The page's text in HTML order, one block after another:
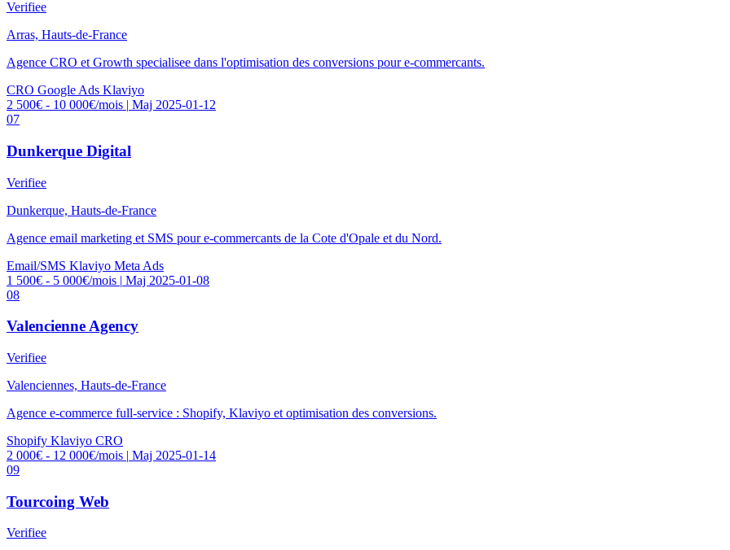
Verifiee
Arras, Hauts-de-France
Agence CRO et Growth specialisee dans l'optimisation des conversions pour e-commercants.
CRO Google Ads Klaviyo
2 500€ - 10 000€/mois | Maj 2025-01-12
07
Dunkerque Digital
Verifiee
Dunkerque, Hauts-de-France
Agence email marketing et SMS pour e-commercants de la Cote d'Opale et du Nord.
Email/SMS Klaviyo Meta Ads
1 500€ - 5 000€/mois | Maj 2025-01-08
08
Valencienne Agency
Verifiee
Valenciennes, Hauts-de-France
Agence e-commerce full-service : Shopify, Klaviyo et optimisation des conversions.
Shopify Klaviyo CRO
2 000€ - 12 000€/mois | Maj 2025-01-14
09
Tourcoing Web
Verifiee